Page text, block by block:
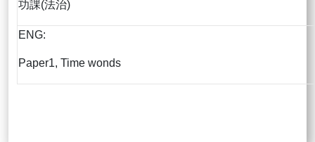
功課(法治)
ENG:
Paper1, Time wonds